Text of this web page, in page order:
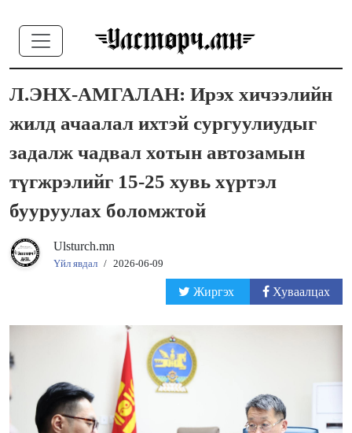
Л.ЭНХ-АМГАЛАН: Ирэх хичээлийн
жилд ачаалал ихтэй сургуулиудыг
задалж чадвал хотын автозамын
түгжрэлийг 15-25 хувь хүртэл
бууруулах боломжтой
Ulsturch.mn
Үйл явдал / 2026-06-09
Жиргэх Хуваалцах